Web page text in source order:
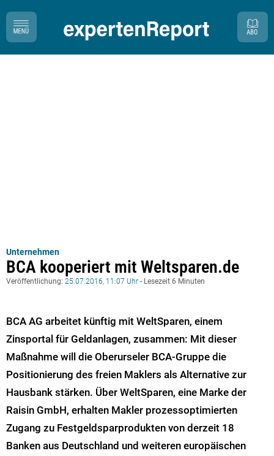
Unternehmen
BCA kooperiert mit Weltsparen.de
Veröffentlichung: 25.07.2016, 11:07 Uhr - Lesezeit 6 Minuten
BCA AG arbeitet künftig mit WeltSparen, einem
Zinsportal für Geldanlagen, zusammen: Mit dieser
Maßnahme will die Oberurseler BCA-Gruppe die
Positionierung des freien Maklers als Alternative zur
Hausbank stärken. Über WeltSparen, eine Marke der
Raisin GmbH, erhalten Makler prozessoptimierten
Zugang zu Festgeldsparprodukten von derzeit 18
Banken aus Deutschland und weiteren europäischen